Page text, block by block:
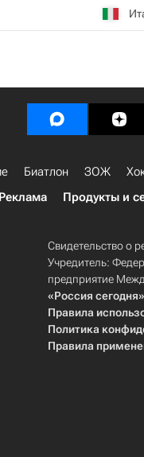
Биатлон ЗОЖ
Реклама Продукты и
Свидетельство о
Учредитель:
предприятие
«Россия сегодня»
Правила
Политика
Правила